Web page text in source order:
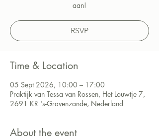
aan!
RSVP
Time & Location
05 Sept 2026, 10:00 – 17:00
Praktijk van Tessa van Rossen, Het Louwtje 7,
2691 KR 's-Gravenzande, Nederland
About the event